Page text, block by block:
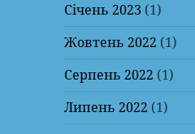
Січень 2023 (1)
Жовтень 2022 (1)
Серпень 2022 (1)
Липень 2022 (1)